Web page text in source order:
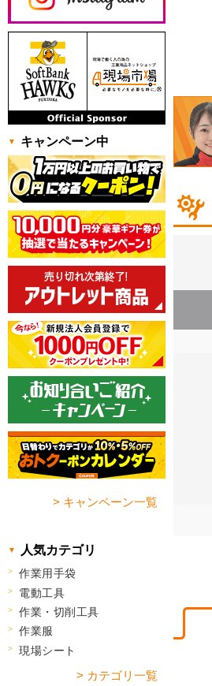
キャンペーン中
> キャンペーン一覧
人気カテゴリ
作業用手袋
電動工具
作業・切削工具
作業服
現場シート
> カテゴリ一覧